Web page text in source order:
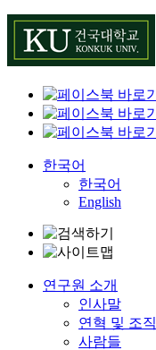
Skip
content
한국어
한국어
English
연구원 소개
인사말
연혁 및 조직
사람들